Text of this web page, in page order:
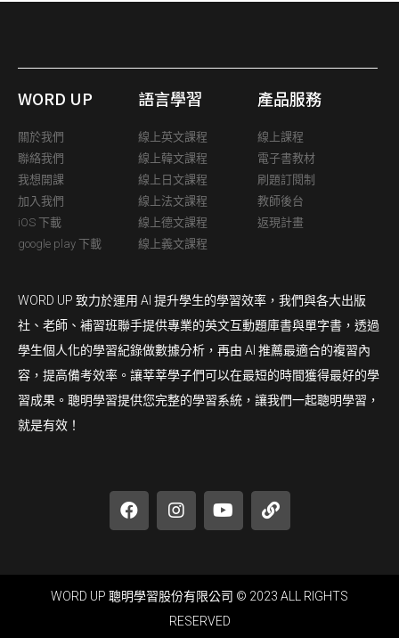
WORD UP
關於我們
聯絡我們
我想開課
加入我們
iOS 下載
google play 下載
語言學習
線上英文課程
線上韓文課程
線上日文課程
線上法文課程
線上德文課程
線上義文課程
產品服務
線上課程
電子書教材
刷題訂閱制
教師後台
返現計畫
WORD UP 致力於運用 AI 提升學生的學習效率，我們與各大出版
社、老師、補習班聯手提供專業的英文互動題庫書與單字書，透過
學生個人化的學習紀錄做數據分析，再由 AI 推薦最適合的複習內
容，提高備考效率。讓莘莘學子們可以在最短的時間獲得最好的學
習成果。聰明學習提供您完整的學習系統，讓我們一起聰明學習，
就是有效！
WORD UP 聰明學習股份有限公司 © 2023 ALL RIGHTS
RESERVED​